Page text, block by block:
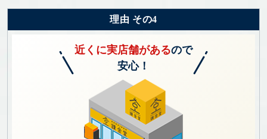
理由 その4
近くに実店舗があるので
安心！